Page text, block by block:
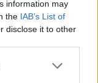
information may
the IAB’s List of
disclose it to other